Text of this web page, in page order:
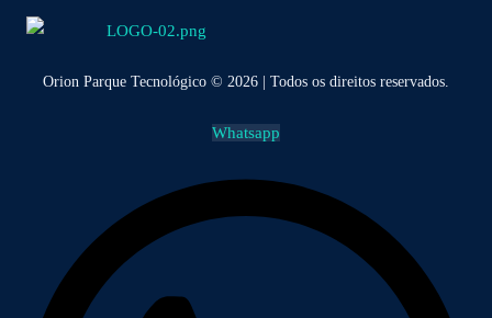
Orion Parque Tecnológico © 2026 | Todos os direitos reservados.
Whatsapp